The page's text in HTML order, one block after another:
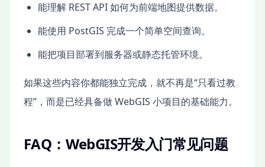
能理解 REST API 如何为前端地图提供数据。
能使用 PostGIS 完成一个简单空间查询。
能把项目部署到服务器或静态托管环境。
如果这些内容你都能独立完成，就不再是“只看过教
程”，而是已经具备做 WebGIS 小项目的基础能力。
FAQ：WebGIS开发入门常见问题